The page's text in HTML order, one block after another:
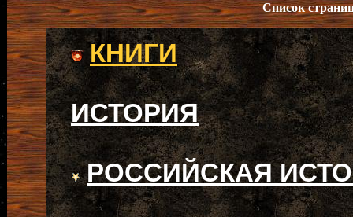
Список
КНИГИ
ИСТОРИЯ
РОССИЙСКАЯ